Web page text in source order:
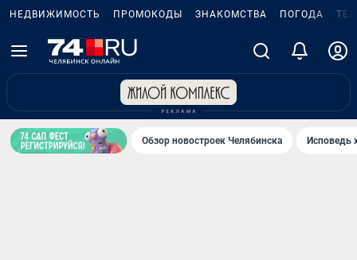
НЕДВИЖИМОСТЬ ПРОМОКОДЫ ЗНАКОМСТВА ПОГОДА
Обзор новостроек Челябинска Исповедь